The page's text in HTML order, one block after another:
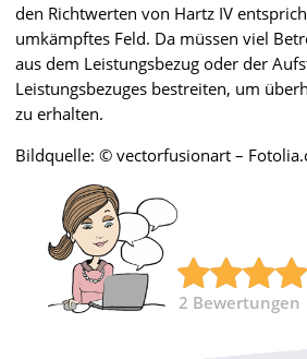
den Richtwerten von Hartz IV
umkämpftes Feld. Da müssen viel
aus dem Leistungsbezug oder der
Leistungsbezuges bestreiten, um
zu erhalten.
Bildquelle: © vectorfusionart –
2 Bewertungen